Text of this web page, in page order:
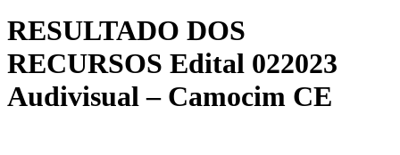
RESULTADO DOS
RECURSOS Edital 022023
Audivisual – Camocim CE